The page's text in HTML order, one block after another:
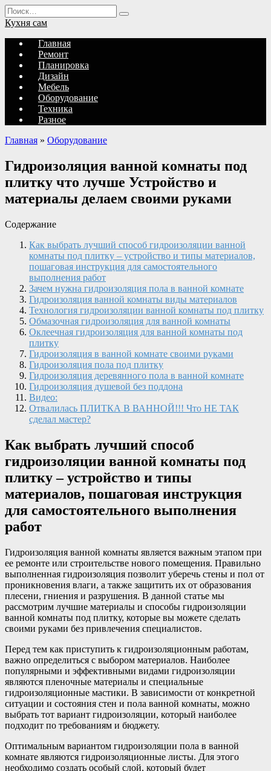
Перейти
к
содержанию
Search
for:
Кухня сам
Главная
Ремонт
Планировка
Дизайн
Мебель
Оборудование
Техника
Разное
Главная » Оборудование
Гидроизоляция ванной комнаты под
плитку что лучше Устройство и
материалы делаем своими руками
Содержание
Как выбрать лучший способ гидроизоляции ванной
комнаты под плитку – устройство и типы материалов,
пошаговая инструкция для самостоятельного
выполнения работ
Зачем нужна гидроизоляция пола в ванной комнате
Гидроизоляция ванной комнаты виды материалов
Технология гидроизоляции ванной комнаты под плитку
Обмазочная гидроизоляция для ванной комнаты
Оклеечная гидроизоляция для ванной комнаты под
плитку
Гидроизоляция в ванной комнате своими руками
Гидроизоляция пола под плитку
Гидроизоляция деревянного пола в ванной комнате
Гидроизоляция душевой без поддона
Видео:
Отвалилась ПЛИТКА В ВАННОЙ!!! Что НЕ ТАК
сделал мастер?
Как выбрать лучший способ
гидроизоляции ванной комнаты под
плитку – устройство и типы
материалов, пошаговая инструкция
для самостоятельного выполнения
работ
Гидроизоляция ванной комнаты является важным этапом при
ее ремонте или строительстве нового помещения. Правильно
выполненная гидроизоляция позволит уберечь стены и пол от
проникновения влаги, а также защитить их от образования
плесени, гниения и разрушения. В данной статье мы
рассмотрим лучшие материалы и способы гидроизоляции
ванной комнаты под плитку, которые вы можете сделать
своими руками без привлечения специалистов.
Перед тем как приступить к гидроизоляционным работам,
важно определиться с выбором материалов. Наиболее
популярными и эффективными видами гидроизоляции
являются пленочные материалы и специальные
гидроизоляционные мастики. В зависимости от конкретной
ситуации и состояния стен и пола ванной комнаты, можно
выбрать тот вариант гидроизоляции, который наиболее
подходит по требованиям и бюджету.
Оптимальным вариантом гидроизоляции пола в ванной
комнате являются гидроизоляционные листы. Для этого
необходимо создать особый слой, который будет